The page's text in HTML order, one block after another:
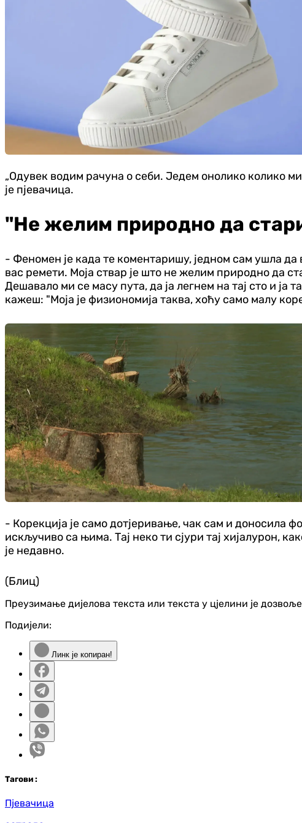
„Одувек водим рачуна о себи. Једем онолико колико
је пјевачица.
"Не желим природно да
- Феномен је када те коментаришу, једном сам ушла
вас ремети. Моја ствар је што не желим природно да
Дешавало ми се масу пута, да ја легнем на тај сто и ја
кажеш: "Моја је физиономија таква, хоћу само малу
- Корекција је само дотјеривање, чак сам и доносила
искључиво са њима. Тај неко ти сјури тај хијалурон,
је недавно.
(Блиц)
Преузимање дијелова текста или текста у цјелини је
Подијели:
Линк је копиран!
Тагови :
Пјевачица